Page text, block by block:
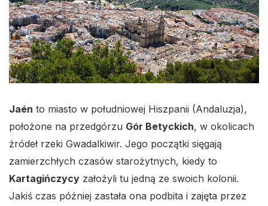
Jaén to miasto w południowej Hiszpanii (Andaluzja),
położone na przedgórzu Gór Betyckich, w okolicach
źródeł rzeki Gwadalkiwir. Jego początki sięgają
zamierzchłych czasów starożytnych, kiedy to
Kartagińczycy założyli tu jedną ze swoich kolonii.
Jakiś czas później zastała ona podbita i zajęta przez